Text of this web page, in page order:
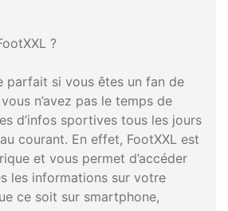
?
parfait si vous êtes un fan de
n’avez pas le temps de
d’infos sportives tous les jours
courant. En effet, FootXXL est
et vous permet d’accéder
les informations sur votre
ce soit sur smartphone,